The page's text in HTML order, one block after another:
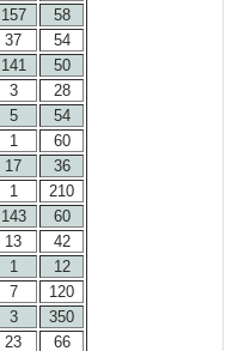
157
58
37
54
141
50
3
28
5
54
1
60
17
36
1
210
143
60
13
42
1
12
7
120
3
350
23
66